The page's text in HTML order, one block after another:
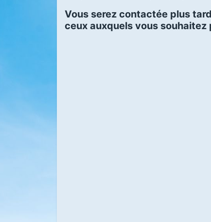
Vous serez contactée plus
ceux auxquels vous